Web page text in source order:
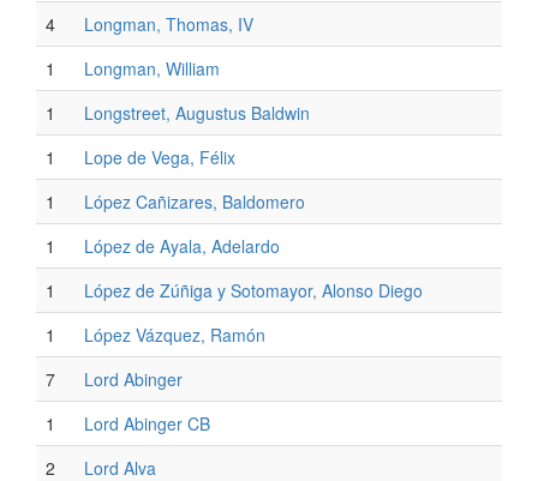
4
Longman, Thomas, IV
1
Longman, William
1
Longstreet, Augustus Baldwin
1
Lope de Vega, Félix
1
López Cañizares, Baldomero
1
López de Ayala, Adelardo
1
López de Zúñiga y Sotomayor, Alonso Diego
1
López Vázquez, Ramón
7
Lord Abinger
1
Lord Abinger CB
2
Lord Alva